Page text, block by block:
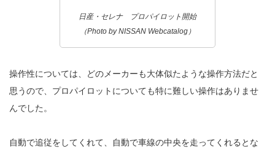
日産・セレナ プロパイロット開始
（Photo by NISSAN Webcatalog）
操作性については、どのメーカーも大体似たような操作方法だと
思うので、プロパイロットについても特に難しい操作はありませ
んでした。
自動で追従をしてくれて、自動で車線の中央を走ってくれるとな